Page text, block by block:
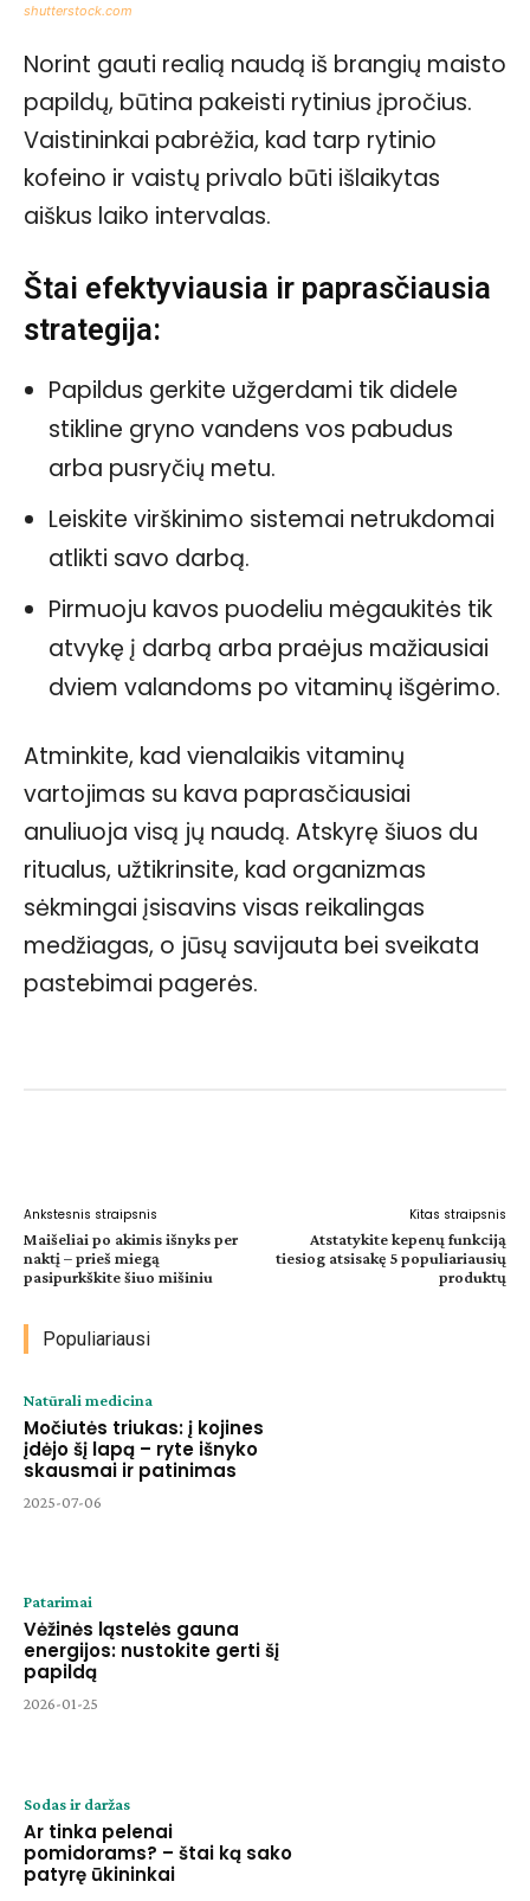
shutterstock.com
Norint gauti realią naudą iš brangių maisto
papildų, būtina pakeisti rytinius įpročius.
Vaistininkai pabrėžia, kad tarp rytinio
kofeino ir vaistų privalo būti išlaikytas
aiškus laiko intervalas.
Štai efektyviausia ir paprasčiausia
strategija:
Papildus gerkite užgerdami tik didele
stikline gryno vandens vos pabudus
arba pusryčių metu.
Leiskite virškinimo sistemai netrukdomai
atlikti savo darbą.
Pirmuoju kavos puodeliu mėgaukitės tik
atvykę į darbą arba praėjus mažiausiai
dviem valandoms po vitaminų išgėrimo.
Atminkite, kad vienalaikis vitaminų
vartojimas su kava paprasčiausiai
anuliuoja visą jų naudą. Atskyrę šiuos du
ritualus, užtikrinsite, kad organizmas
sėkmingai įsisavins visas reikalingas
medžiagas, o jūsų savijauta bei sveikata
pastebimai pagerės.
Ankstesnis straipsnis
Maišeliai po akimis išnyks per
naktį – prieš miegą
pasipurkškite šiuo mišiniu
Kitas straipsnis
Atstatykite kepenų funkciją
tiesiog atsisakę 5 populiariausių
produktų
Populiariausi
Natūrali medicina
Močiutės triukas: į kojines
įdėjo šį lapą – ryte išnyko
skausmai ir patinimas
2025-07-06
Patarimai
Vėžinės ląstelės gauna
energijos: nustokite gerti šį
papildą
2026-01-25
Sodas ir daržas
Ar tinka pelenai
pomidorams? – štai ką sako
patyrę ūkininkai